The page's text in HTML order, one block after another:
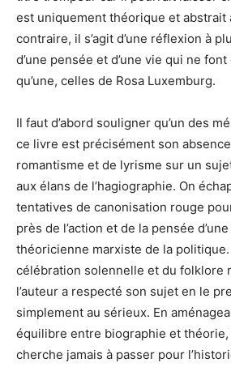
est uniquement théorique et abstrait
contraire, il s’agit d’une réflexion à
d’une pensée et d’une vie qui ne
qu’une, celles de Rosa Luxemburg.
Il faut d’abord souligner qu’un des
ce livre est précisément son
romantisme et de lyrisme sur un
aux élans de l’hagiographie. On
tentatives de canonisation rouge
près de l’action et de la pensée
théoricienne marxiste de la
célébration solennelle et du folklore
l’auteur a respecté son sujet en le
simplement au sérieux. En
équilibre entre biographie et théorie,
cherche jamais à passer pour